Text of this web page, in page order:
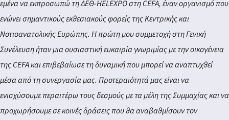
εμένα να εκπροσωπώ τη ΔΕΘ-HELEXPO στη CEFA, έναν οργανισμό που
ενώνει σημαντικούς εκθεσιακούς φορείς της Κεντρικής και
Νοτιοανατολικής Ευρώπης. Η πρώτη μου συμμετοχή στη Γενική
Συνέλευση ήταν μια ουσιαστική ευκαιρία γνωριμίας με την οικογένεια
της CEFA και επιβεβαίωσε τη δυναμική που μπορεί να αναπτυχθεί
μέσα από τη συνεργασία μας. Προτεραιότητά μας είναι να
ενισχύσουμε περαιτέρω τους δεσμούς με τα μέλη της Συμμαχίας και να
προχωρήσουμε σε κοινές δράσεις που θα αναβαθμίσουν τον